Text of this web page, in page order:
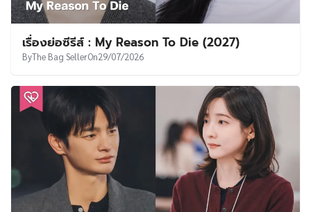
เรื่องย่อซีรีส์ : My Reason To Die (2027)
ByThe Bag SellerOn29/07/2026